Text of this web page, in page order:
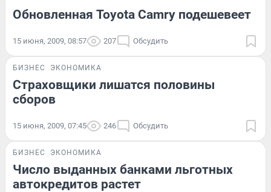
Обновленная Toyota Camry подешевеет
15 июня, 2009, 08:57 207 Обсудить
БИЗНЕС ЭКОНОМИКА
Страховщики лишатся половины
сборов
15 июня, 2009, 07:45 246 Обсудить
БИЗНЕС ЭКОНОМИКА
Число выданных банками льготных
автокредитов растет